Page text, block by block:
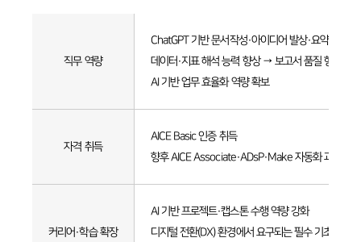
직무 역량
ChatGPT 기반 문서작성·아이디어 발상·요약 등 실
데이터·지표 해석 능력 향상 → 보고서 품질 향상
AI 기반 업무 효율화 역량 확보
자격 취득
AICE Basic 인증 취득
향후 AICE Associate·ADsP·Make 자동화 과정 등
커리어·학습 확장
AI 기반 프로젝트·캡스톤 수행 역량 강화
디지털 전환(DX) 환경에서 요구되는 필수 기초 역량